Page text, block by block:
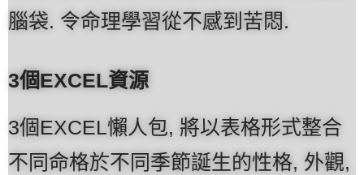
腦袋. 令命理學習從不感到苦悶.
3個EXCEL資源
3個EXCEL懶人包, 將以表格形式整合
不同命格於不同季節誕生的性格, 外觀,